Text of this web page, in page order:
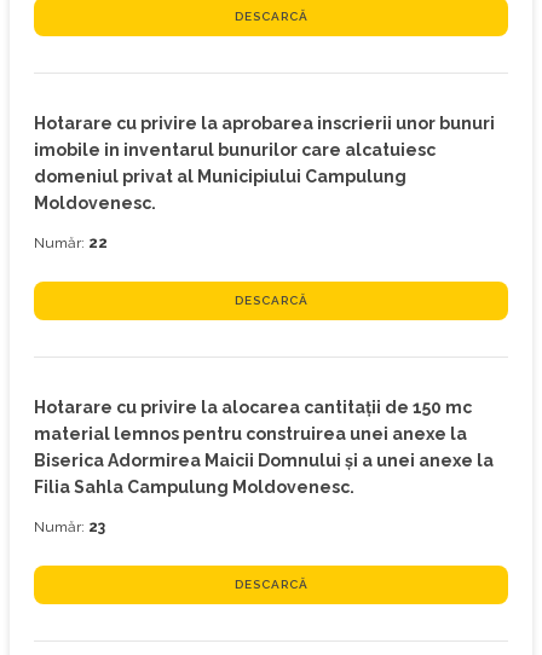
DESCARCĂ
Hotarare cu privire la aprobarea inscrierii unor bunuri
imobile in inventarul bunurilor care alcatuiesc
domeniul privat al Municipiului Campulung
Moldovenesc.
Număr: 22
DESCARCĂ
Hotarare cu privire la alocarea cantitaţii de 150 mc
material lemnos pentru construirea unei anexe la
Biserica Adormirea Maicii Domnului şi a unei anexe la
Filia Sahla Campulung Moldovenesc.
Număr: 23
DESCARCĂ